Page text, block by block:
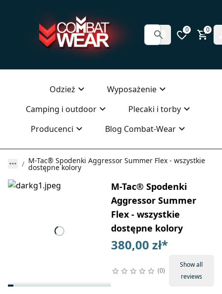
0 0
Odzież
Wyposażenie
Camping i outdoor
Plecaki i torby
Producenci
Blog Combat-Wear
M-Tac® Spodenki Aggressor Summer Flex - wszystkie
dostępne kolory
M-Tac® Spodenki
Aggressor Summer
Flex - wszystkie
dostępne kolory
380,00 zł*
0
Show all
reviews